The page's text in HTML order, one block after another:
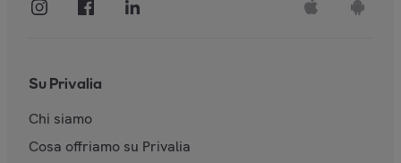
Su Privalia
Chi siamo
Cosa offriamo su Privalia